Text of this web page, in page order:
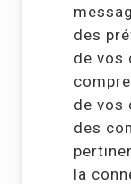
des
de vos
de vos
des
la